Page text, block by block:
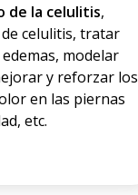
de la celulitis,
celulitis, tratar
modelar
y reforzar los
en las piernas
etc.